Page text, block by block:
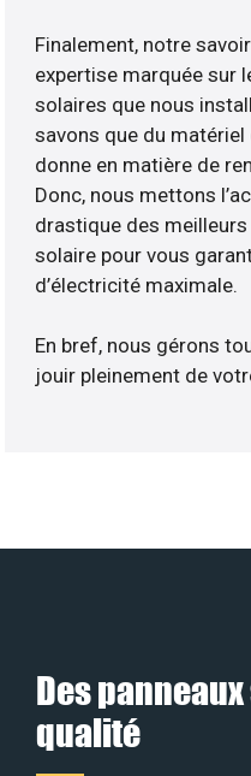
Finalement, notre
expertise marquée sur
solaires que nous
savons que du
donne en matière de
Donc, nous mettons
drastique des
solaire pour vous
d’électricité maximale.
En bref, nous gérons
jouir pleinement de
Des
qualité